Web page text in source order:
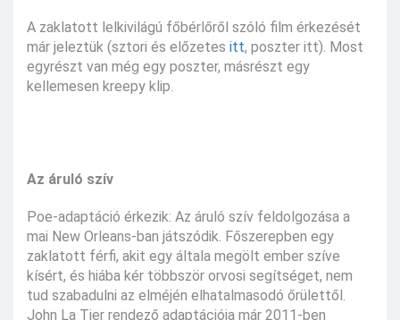
A zaklatott lelkivilágú főbérlőről szóló film érkezését
már jeleztük (sztori és előzetes itt, poszter itt). Most
egyrészt van még egy poszter, másrészt egy
kellemesen kreepy klip.
Az áruló szív
Poe-adaptáció érkezik: Az áruló szív feldolgozása a
mai New Orleans-ban játszódik. Főszerepben egy
zaklatott férfi, akit egy általa megölt ember szíve
kísért, és hiába kér többször orvosi segítséget, nem
tud szabadulni az elméjén elhatalmasodó őrülettől.
John La Tier rendező adaptációja már 2011-ben